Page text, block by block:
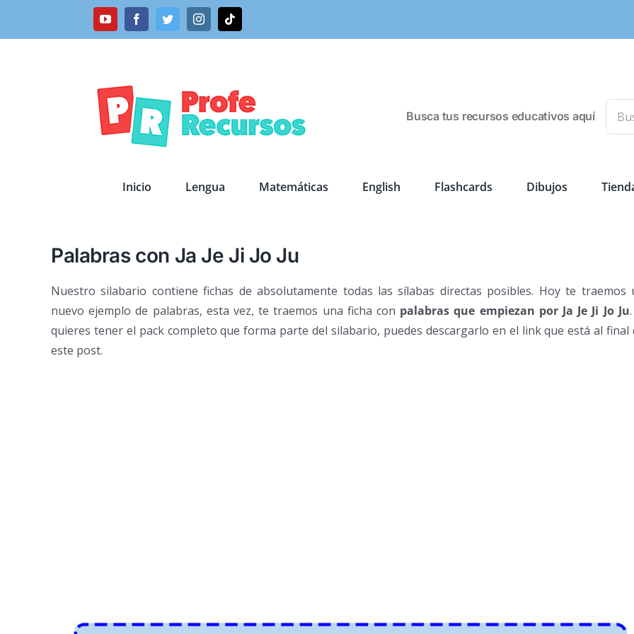
YouTubeFacebookTwitterInstagramTiktok
Busca tus recursos educativos aquí
Inicio Lengua Matemáticas English Flashcards Dibujos
Palabras con Ja Je Ji Jo Ju
Nuestro silabario contiene fichas de absolutamente todas las sílabas directas posibles. Hoy te traemos
nuevo ejemplo de palabras, esta vez, te traemos una ficha con palabras que empiezan por Ja Je Ji Jo Ju
quieres tener el pack completo que forma parte del silabario, puedes descargarlo en el link que está al final
este post.